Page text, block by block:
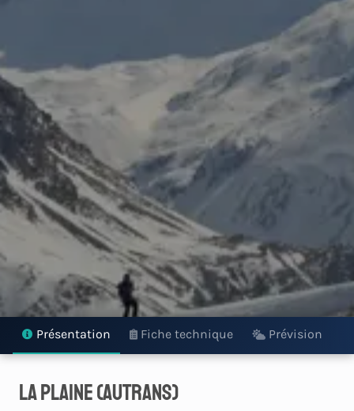
Présentation Fiche technique Prévision
La plaine (Autrans)